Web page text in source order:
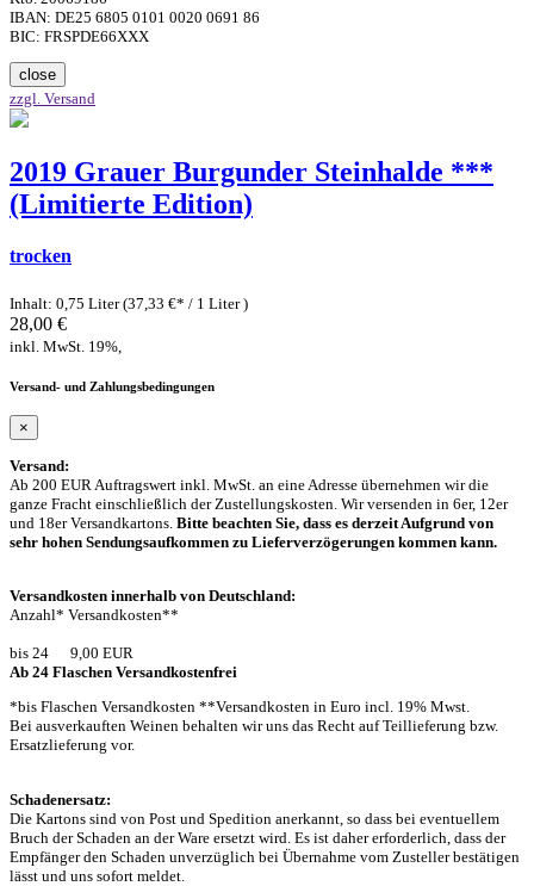
IBAN: DE25 6805 0101 0020 0691 86
BIC: FRSPDE66XXX
close
zzgl. Versand
2019 Grauer Burgunder Steinhalde ***
(Limitierte Edition)
trocken
Inhalt: 0,75 Liter (37,33 €* / 1 Liter )
28,00 €
inkl. MwSt. 19%,
Versand- und Zahlungsbedingungen
×
Versand:
Ab 200 EUR Auftragswert inkl. MwSt. an eine Adresse übernehmen wir die
ganze Fracht einschließlich der Zustellungskosten. Wir versenden in 6er, 12er
und 18er Versandkartons. Bitte beachten Sie, dass es derzeit Aufgrund von
sehr hohen Sendungsaufkommen zu Lieferverzögerungen kommen kann.
Versandkosten innerhalb von Deutschland:
Anzahl* Versandkosten**
bis 24 9,00 EUR
Ab 24 Flaschen Versandkostenfrei
*bis Flaschen Versandkosten **Versandkosten in Euro incl. 19% Mwst.
Bei ausverkauften Weinen behalten wir uns das Recht auf Teillieferung bzw.
Ersatzlieferung vor.
Schadenersatz:
Die Kartons sind von Post und Spedition anerkannt, so dass bei eventuellem
Bruch der Schaden an der Ware ersetzt wird. Es ist daher erforderlich, dass der
Empfänger den Schaden unverzüglich bei Übernahme vom Zusteller bestätigen
lässt und uns sofort meldet.